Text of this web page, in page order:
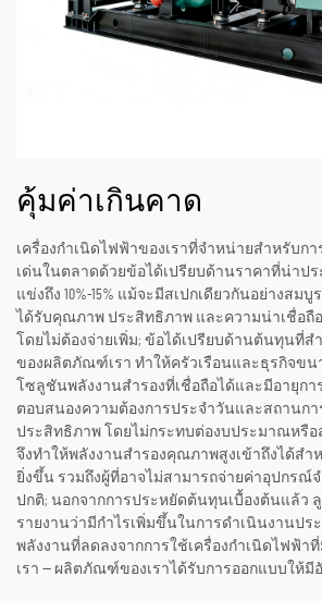
คุ้มค่าเกินคาด
เครื่องกำเนิดไฟฟ้าของเราที่จำหน่ายสำหรับก
เด่นในตลาดด้วยข้อได้เปรียบด้านราคาที่น่าปร
แข่งถึง 10%-15% แม้จะมีสเปกเดียวกันอย่างส
ได้รับคุณภาพ ประสิทธิภาพ และความน่าเชื่อถื
โดยไม่ต้องจ่ายเพิ่ม; ข้อได้เปรียบด้านต้นทุนที่
ของผลิตภัณฑ์เรา ทำให้ครัวเรือนและธุรกิจขน
โซลูชันพลังงานสำรองที่เชื่อถือได้และมีอายุกา
ตอบสนองความต้องการประจำวันและสถานก
ประสิทธิภาพ โดยไม่กระทบต่องบประมาณหรือ
จึงทำให้พลังงานสำรองคุณภาพสูงเข้าถึงได้สำ
ยิ่งขึ้น รวมถึงผู้ที่อาจไม่สามารถจ่ายค่าอุปกรณ์
ปกติ; นอกจากการประหยัดต้นทุนเบื้องต้นแล้ว
รายงานว่ามีกำไรเพิ่มขึ้นในการดำเนินงานปร
พลังงานที่ลดลงจากการใช้เครื่องกำเนิดไฟฟ้า
เรา — ผลิตภัณฑ์ของเราได้รับการออกแบบให้มี